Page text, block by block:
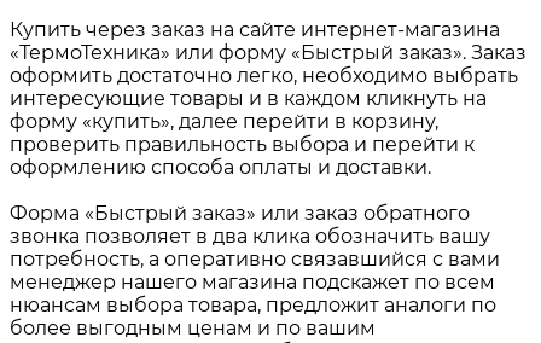
Купить через заказ на сайте интернет-магазина
«ТермоТехника» или форму «Быстрый заказ». Заказ
оформить достаточно легко, необходимо выбрать
интересующие товары и в каждом кликнуть на
форму «купить», далее перейти в корзину,
проверить правильность выбора и перейти к
оформлению способа оплаты и доставки.
Форма «Быстрый заказ» или заказ обратного
звонка позволяет в два клика обозначить вашу
потребность, а оперативно связавшийся с вами
менеджер нашего магазина подскажет по всем
нюансам выбора товара, предложит аналоги по
более выгодным ценам и по вашим